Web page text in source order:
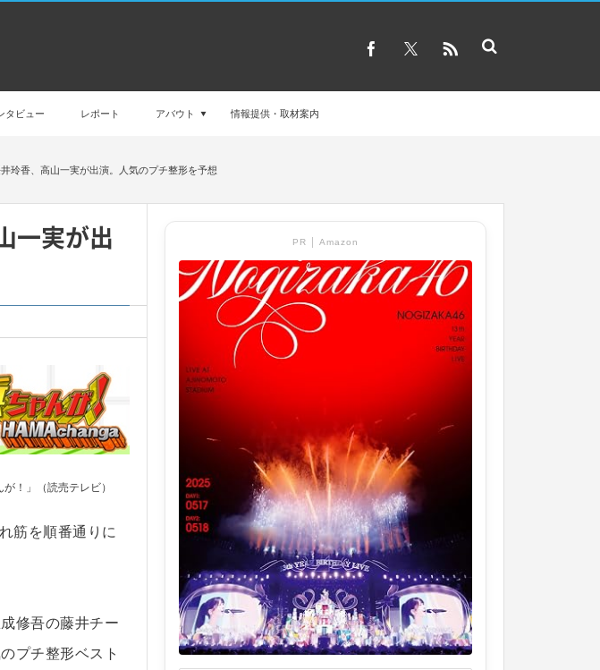
タビュー レポート アバウト 情報提供・取材案内
玲香、高山一実が出演。人気のプチ整形を予想
一実が出
が！」（読売テレビ）
筋を順番通りに
修吾の藤井チー
プチ整形ベスト
PR │ Amazon